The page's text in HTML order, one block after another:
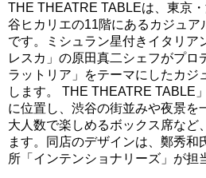
THE THEATRE TABLEは、東京
谷ヒカリエの11階にあるカジュア
です。ミシュラン星付きイタリア
レスカ」の原田真二シェフがプロ
ラットリア」をテーマにしたカジ
します。 THE THEATRE TABLE
に位置し、渋谷の街並みや夜景を
大人数で楽しめるボックス席など
ます。同店のデザインは、鄭秀和
所「インテンショナリーズ」が担